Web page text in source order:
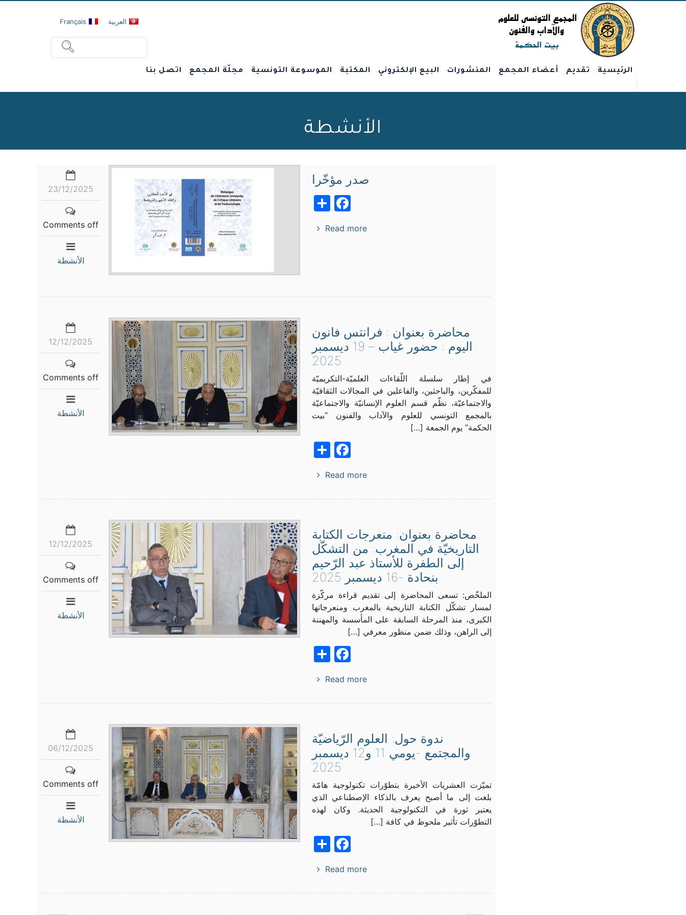
العربية Français
الرئيسية تقديم أعضاء المجمع المنشورات البيع الإلكتروني المكتبة الموسوعة التونسية مجلّة المجمع اتصل بنا
الأنشطة
صدر مؤخّرا
Facebook
Read more
23/12/2025
Comments off
الأنشطة
محاضرة بعنوان : فرانتس فانون
اليوم : حضور غياب – 19 ديسمبر
2025
في إطار سلسلة اللّقاءات العلميّة-التكريميّة
للمفكّرين، والباحثين، والفاعلين في المجالات الثقافيّة
والاجتماعيّة، نظّم قسم العلوم الإنسانيّة والاجتماعيّة
بالمجمع التونسي للعلوم والآداب والفنون “بيت
الحكمة” يوم الجمعة […]
Facebook
Read more
12/12/2025
Comments off
الأنشطة
محاضرة بعنوان: منعرجات الكتابة
التاريخيّة في المغرب: من التشكّل
إلى الطفرة للأستاذ عبد الرّحيم
بنحادة -16 ديسمبر 2025
الملخّص: تسعى المحاضرة إلى تقديم قراءة مركّزة
لمسار تشكّل الكتابة التاريخية بالمغرب ومنعرجاتها
الكبرى، منذ المرحلة السابقة على المأسسة والمهننة
إلى الراهن، وذلك ضمن منظور معرفي […]
Facebook
Read more
12/12/2025
Comments off
الأنشطة
ندوة حول: العلوم الرّياضيّة
والمجتمع -يومي 11 و12 ديسمبر
2025
تميّزت العشريات الأخيرة بتطوّرات تكنولوجية هامّة
بلغت إلى ما أصبح يعرف بالذكاء الإصطناعي الذي
يعتبر ثورة في التكنولوجية الحديثة. وكان لهذه
التطوّرات تأثير ملحوظ في كافة […]
Facebook
Share
Read more
06/12/2025
Comments off
الأنشطة